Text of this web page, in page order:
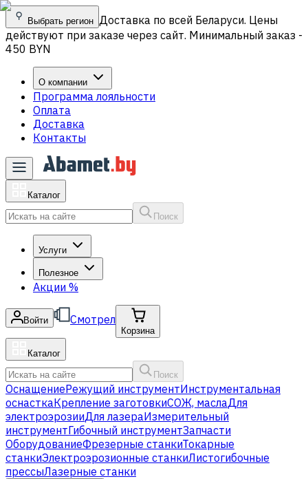
Выбрать регион Доставка по всей Беларуси. Цены
действуют при заказе через сайт. Минимальный заказ -
450 BYN
О компании
Программа лояльности
Оплата
Доставка
Контакты
Каталог
Поиск
Услуги
Полезное
Акции %
Войти Смотрел
Корзина
Каталог
Поиск
ОснащениеРежущий инструментИнструментальная
оснасткаКрепление заготовкиСОЖ, маслаДля
электроэрозииДля лазераИзмерительный
инструментГибочный инструментЗапчасти
ОборудованиеФрезерные станкиТокарные
станкиЭлектроэрозионные станкиЛистогибочные
прессыЛазерные станки